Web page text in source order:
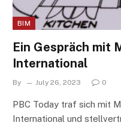
BIM
Ein Gespräch mit
International
By July 26, 2023 0
PBC Today traf sich mit
International und